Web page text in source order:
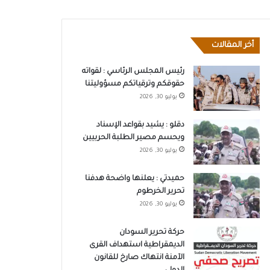
أخر المقالات
رئيس المجلس الرئاسي : لقواته
حقوقكم وترقياتكم مسؤوليتنا
يوليو 30, 2026
دقلو : يشيد بقواعد الإسناد
ويحسم مصير الطلبة الحربيين
يوليو 30, 2026
حميدتي : يعلنها واضحة هدفنا
تحرير الخرطوم
يوليو 30, 2026
حركة تحرير السودان
الديمقراطية استهداف القرى
الآمنة انتهاك صارخ للقانون